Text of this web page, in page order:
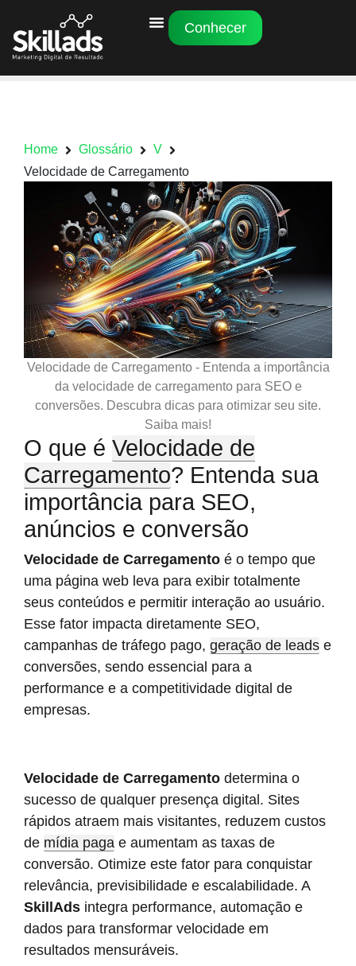
Conhecer
Home Glossário
V
Velocidade de Carregamento
Velocidade de Carregamento - Entenda a importância
da velocidade de carregamento para SEO e
conversões. Descubra dicas para otimizar seu site.
Saiba mais!
O que é Velocidade de
Carregamento? Entenda sua
importância para SEO,
anúncios e conversão
Velocidade de Carregamento é o tempo que
uma página web leva para exibir totalmente
seus conteúdos e permitir interação ao usuário.
Esse fator impacta diretamente SEO,
campanhas de tráfego pago, geração de leads e
conversões, sendo essencial para a
performance e a competitividade digital de
empresas.
Velocidade de Carregamento determina o
sucesso de qualquer presença digital. Sites
rápidos atraem mais visitantes, reduzem custos
de mídia paga e aumentam as taxas de
conversão. Otimize este fator para conquistar
relevância, previsibilidade e escalabilidade. A
SkillAds integra performance, automação e
dados para transformar velocidade em
resultados mensuráveis.